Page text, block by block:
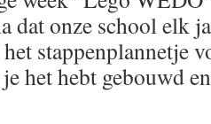
dat onze school elk
stappenplannetje
het hebt gebouwd